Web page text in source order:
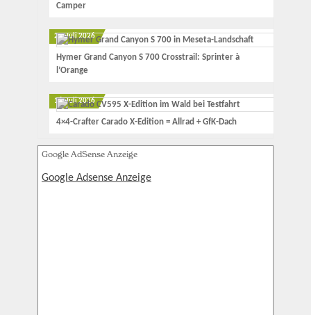
Camper
20. Juli 2026
Hymer Grand Canyon S 700 Crosstrail: Sprinter à
l’Orange
16. Juli 2026
4×4-Crafter Carado X-Edition = Allrad + GfK-Dach
Google AdSense Anzeige
Google Adsense Anzeige